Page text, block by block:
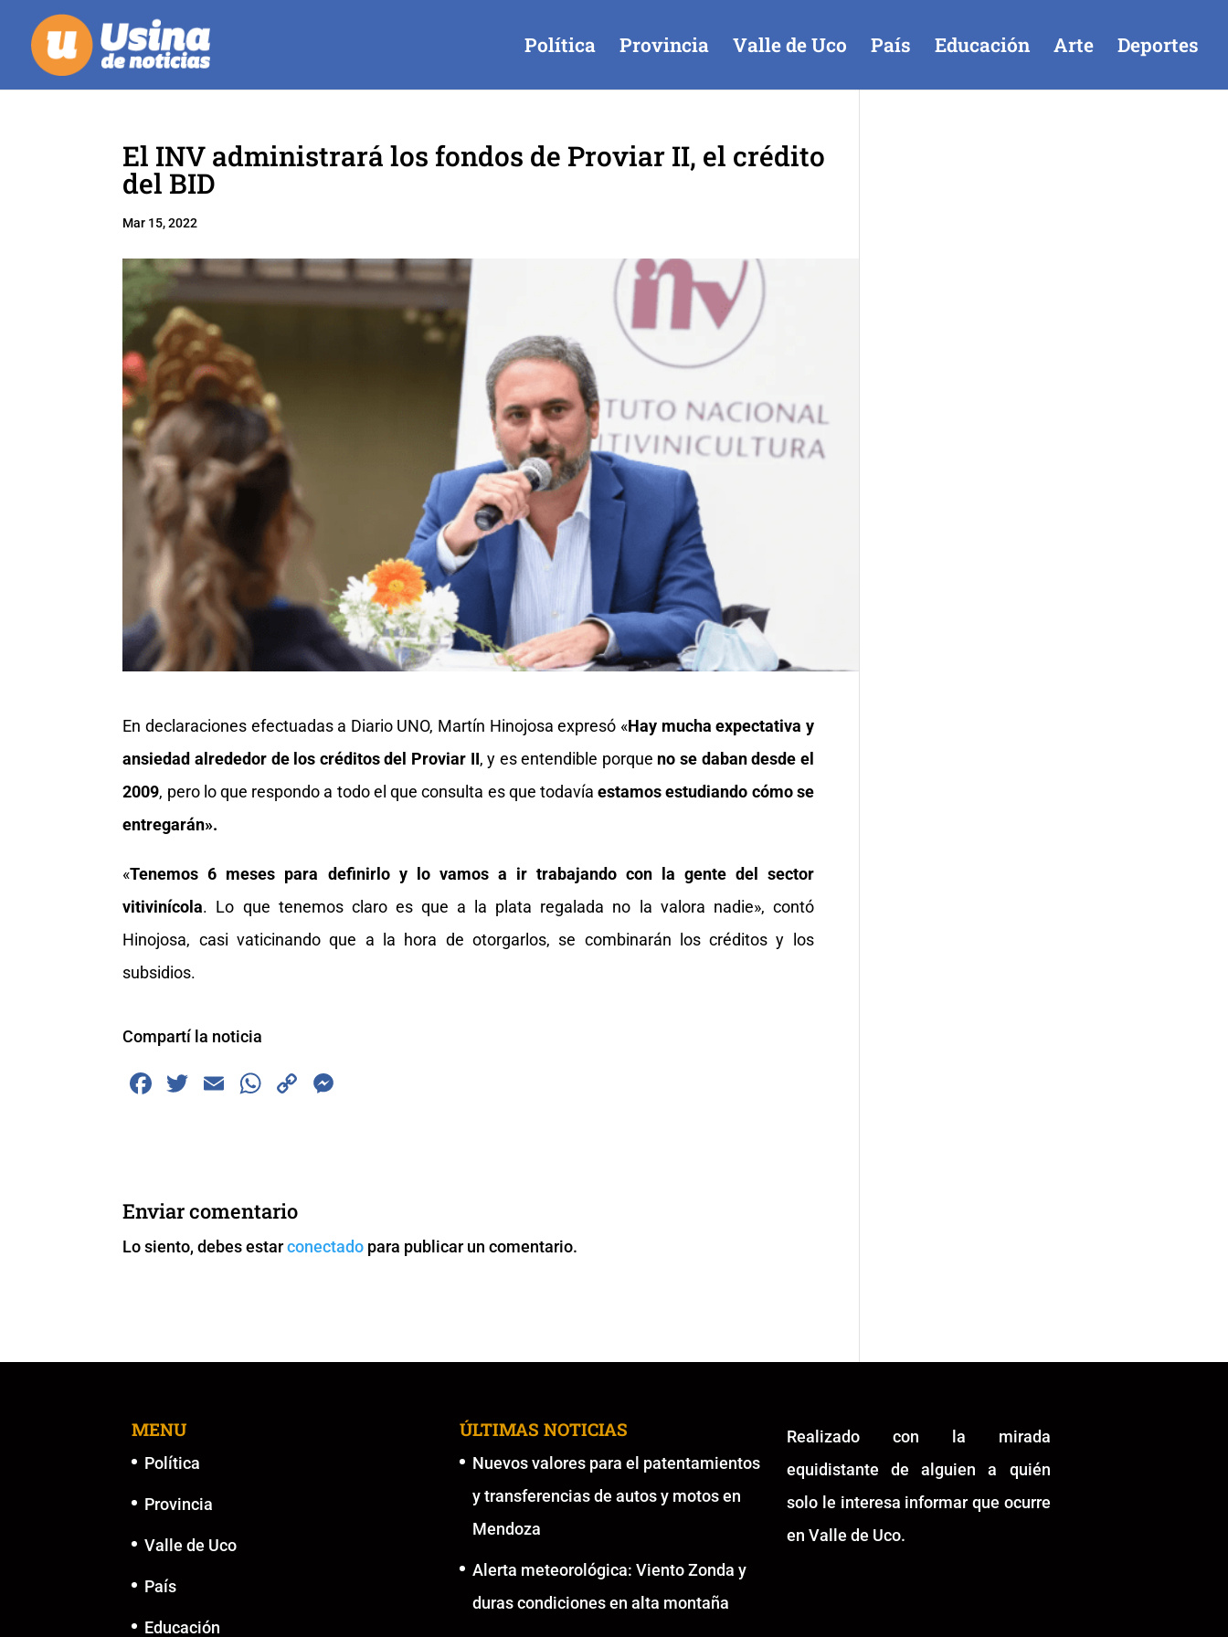
Política Provincia Valle de Uco País Educación Arte Deportes
El INV administrará los fondos de Proviar II, el crédito
del BID
Mar 15, 2022
En declaraciones efectuadas a Diario UNO, Martín Hinojosa expresó «Hay mucha expectativa y
ansiedad alrededor de los créditos del Proviar II, y es entendible porque no se daban desde el
2009, pero lo que respondo a todo el que consulta es que todavía estamos estudiando cómo se
entregarán».
«Tenemos 6 meses para definirlo y lo vamos a ir trabajando con la gente del sector
vitivinícola. Lo que tenemos claro es que a la plata regalada no la valora nadie», contó
Hinojosa, casi vaticinando que a la hora de otorgarlos, se combinarán los créditos y los
subsidios.
Compartí la noticia
F
b
o
o
T
E
W
A
p
p
C
k
er
Enviar comentario
Lo siento, debes estarconectado para publicar un comentario.
MENU
Política
Provincia
Valle de Uco
País
Educación
ÚLTIMAS NOTICIAS
Nuevos valores para el patentamientos
y transferencias de autos y motos en
Mendoza
Alerta meteorológica: Viento Zonda y
duras condiciones en alta montaña
Realizado con la mirada
equidistante de alguien a quién
solo le interesa informar que ocurre
en Valle de Uco.